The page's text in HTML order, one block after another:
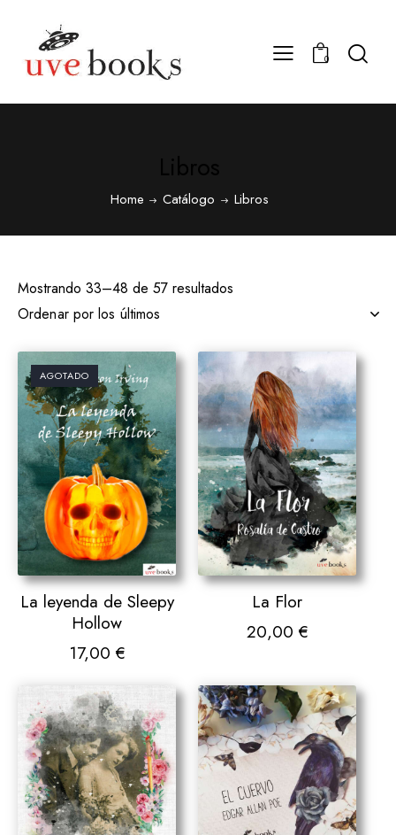
0
Home Catálogo Libros
Mostrando 33–48 de 57 resultados
AGOTADO
La leyenda de Sleepy
Hollow
17,00 €
La Flor
20,00 €